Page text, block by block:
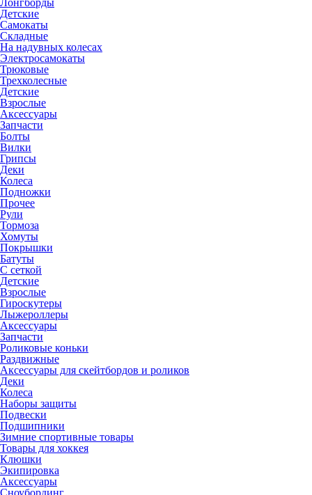
Лонгборды
Детские
Самокаты
Складные
На надувных колесах
Электросамокаты
Трюковые
Трехколесные
Детские
Взрослые
Аксессуары
Запчасти
Болты
Вилки
Грипсы
Деки
Колеса
Подножки
Прочее
Рули
Тормоза
Хомуты
Покрышки
Батуты
С сеткой
Детские
Взрослые
Гироскутеры
Лыжероллеры
Аксессуары
Запчасти
Роликовые коньки
Раздвижные
Аксессуары для скейтбордов и роликов
Деки
Колеса
Наборы защиты
Подвески
Подшипники
Зимние спортивные товары
Товары для хоккея
Клюшки
Экипировка
Аксессуары
Сноубординг